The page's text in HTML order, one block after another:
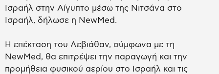
Ισραήλ στην Αίγυπτο μέσω της Νιτσάνα στο
Ισραήλ, δήλωσε η NewMed.
Η επέκταση του Λεβιάθαν, σύμφωνα με τη
NewMed, θα επιτρέψει την παραγωγή και την
προμήθεια φυσικού αερίου στο Ισραήλ και τις